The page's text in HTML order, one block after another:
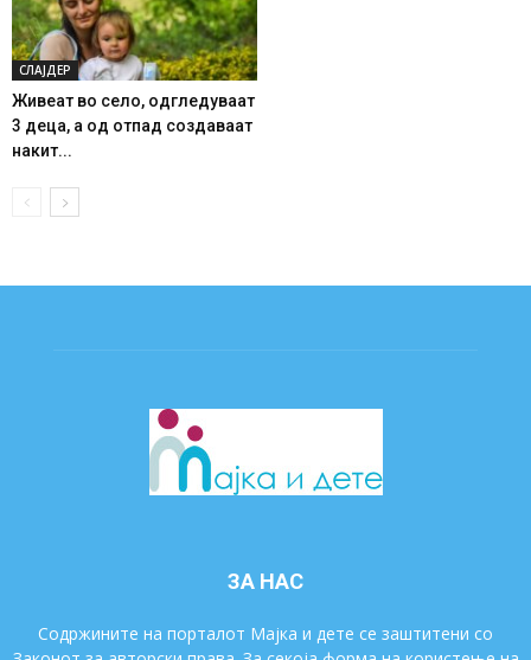
СЛАЈДЕР
Живеат во село, одгледуваат
3 деца, а од отпад создаваат
накит...
ЗА НАС
Содржините на порталот Мајка и дете се заштитени со